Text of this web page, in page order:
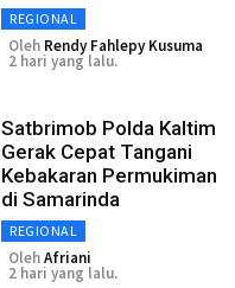
REGIONAL
Oleh Rendy Fahlepy Kusuma
2 hari yang lalu.
Satbrimob Polda Kaltim
Gerak Cepat Tangani
Kebakaran Permukiman
di Samarinda
REGIONAL
OlehAfriani
2 hari yang lalu.